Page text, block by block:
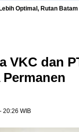
Optimal, Rutan
VKC dan
- 20:26 WIB